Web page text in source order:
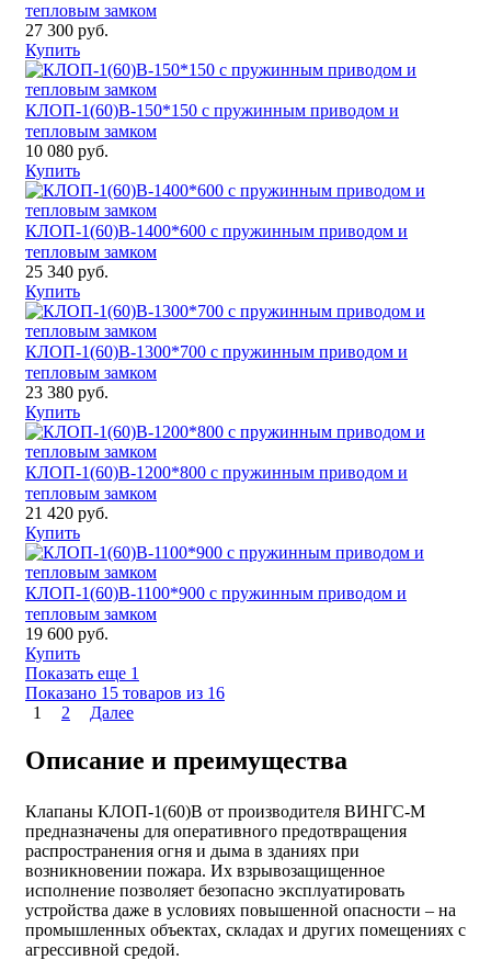
тепловым замком
27 300 руб.
Купить
КЛОП-1(60)В-150*150 с пружинным приводом и
тепловым замком
10 080 руб.
Купить
КЛОП-1(60)В-1400*600 с пружинным приводом и
тепловым замком
25 340 руб.
Купить
КЛОП-1(60)В-1300*700 с пружинным приводом и
тепловым замком
23 380 руб.
Купить
КЛОП-1(60)В-1200*800 с пружинным приводом и
тепловым замком
21 420 руб.
Купить
КЛОП-1(60)В-1100*900 с пружинным приводом и
тепловым замком
19 600 руб.
Купить
Показать еще 1
Показано 15 товаров из 16
1
2 Далее
Описание и преимущества
Клапаны КЛОП-1(60)В от производителя ВИНГС-М
предназначены для оперативного предотвращения
распространения огня и дыма в зданиях при
возникновении пожара. Их взрывозащищенное
исполнение позволяет безопасно эксплуатировать
устройства даже в условиях повышенной опасности – на
промышленных объектах, складах и других помещениях с
агрессивной средой.